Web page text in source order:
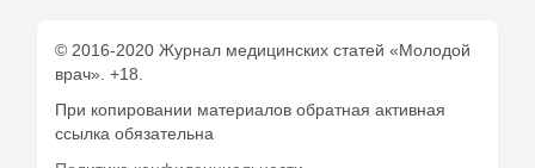
© 2016-2020 Журнал медицинских статей «Молодой
врач». +18.
При копировании материалов обратная активная
ссылка обязательна